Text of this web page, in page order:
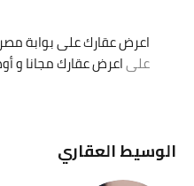
اعرض عقارك على بوابة مصر
علىاعرض عقارك مجانا و
الوسيط العقاري